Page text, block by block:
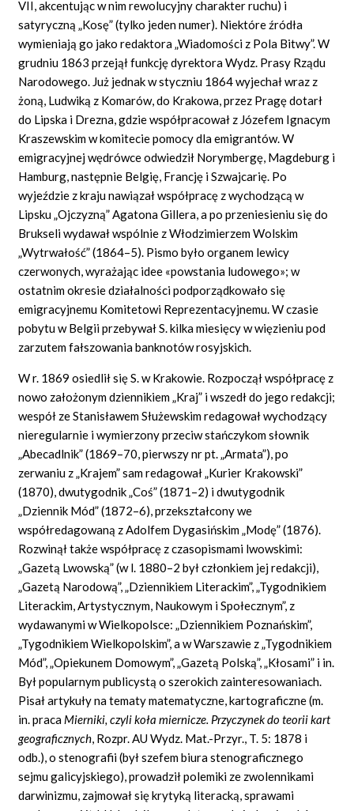
VII, akcentując w nim rewolucyjny charakter ruchu) i
satyryczną „Kosę” (tylko jeden numer). Niektóre źródła
wymieniają go jako redaktora „Wiadomości z Pola Bitwy”. W
grudniu 1863 przejął funkcję dyrektora Wydz. Prasy Rządu
Narodowego. Już jednak w styczniu 1864 wyjechał wraz z
żoną, Ludwiką z Komarów, do Krakowa, przez Pragę dotarł
do Lipska i Drezna, gdzie współpracował z Józefem Ignacym
Kraszewskim w komitecie pomocy dla emigrantów. W
emigracyjnej wędrówce odwiedził Norymbergę, Magdeburg i
Hamburg, następnie Belgię, Francję i Szwajcarię. Po
wyjeździe z kraju nawiązał współpracę z wychodzącą w
Lipsku „Ojczyzną” Agatona Gillera, a po przeniesieniu się do
Brukseli wydawał wspólnie z Włodzimierzem Wolskim
„Wytrwałość” (1864–5). Pismo było organem lewicy
czerwonych, wyrażając idee «powstania ludowego»; w
ostatnim okresie działalności podporządkowało się
emigracyjnemu Komitetowi Reprezentacyjnemu. W czasie
pobytu w Belgii przebywał S. kilka miesięcy w więzieniu pod
zarzutem fałszowania banknotów rosyjskich.
W r. 1869 osiedlił się S. w Krakowie. Rozpoczął współpracę z
nowo założonym dziennikiem „Kraj” i wszedł do jego redakcji;
wespół ze Stanisławem Służewskim redagował wychodzący
nieregularnie i wymierzony przeciw stańczykom słownik
„Abecadlnik” (1869–70, pierwszy nr pt. „Armata”), po
zerwaniu z „Krajem” sam redagował „Kurier Krakowski”
(1870), dwutygodnik „Coś” (1871–2) i dwutygodnik
„Dziennik Mód” (1872–6), przekształcony we
współredagowaną z Adolfem Dygasińskim „Modę” (1876).
Rozwinął także współpracę z czasopismami lwowskimi:
„Gazetą Lwowską” (w l. 1880–2 był członkiem jej redakcji),
„Gazetą Narodową”, „Dziennikiem Literackim”, „Tygodnikiem
Literackim, Artystycznym, Naukowym i Społecznym”, z
wydawanymi w Wielkopolsce: „Dziennikiem Poznańskim”,
„Tygodnikiem Wielkopolskim”, a w Warszawie z „Tygodnikiem
Mód”, „Opiekunem Domowym”, „Gazetą Polską”, „Kłosami” i in.
Był popularnym publicystą o szerokich zainteresowaniach.
Pisał artykuły na tematy matematyczne, kartograficzne (m.
in. praca Mierniki, czyli koła miernicze. Przyczynek do teorii kart
geograficznych, Rozpr. AU Wydz. Mat.-Przyr., T. 5: 1878 i
odb.), o stenografii (był szefem biura stenograficznego
sejmu galicyjskiego), prowadził polemiki ze zwolennikami
darwinizmu, zajmował się krytyką literacką, sprawami